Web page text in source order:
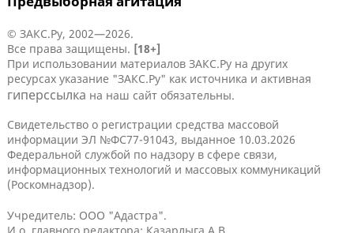
© ЗАКС.Ру, 2002—2026.
Все права защищены. [18+]
При использовании материалов ЗАКС.Ру на других
ресурсах указание "ЗАКС.Ру" как источника и активная
гиперссылка на наш сайт обязательны.
Свидетельство о регистрации средства массовой
информации ЭЛ №ФС77-91043, выданное 10.03.2026
Федеральной службой по надзору в сфере связи,
информационных технологий и массовых коммуникаций
(Роскомнадзор).
Учредитель: ООО "Адастра".
И.о. главного редактора: Казарлыга А.В.